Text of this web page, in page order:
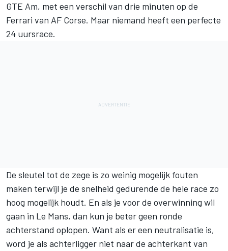
GTE Am, met een verschil van drie minuten op de
Ferrari van AF Corse. Maar niemand heeft een perfecte
24 uursrace.
De sleutel tot de zege is zo weinig mogelijk fouten
maken terwijl je de snelheid gedurende de hele race zo
hoog mogelijk houdt. En als je voor de overwinning wil
gaan in Le Mans, dan kun je beter geen ronde
achterstand oplopen. Want als er een neutralisatie is,
word je als achterligger niet naar de achterkant van